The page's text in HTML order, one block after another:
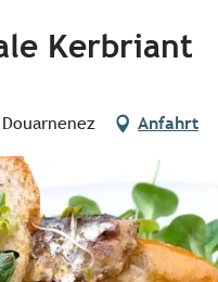
Kerbriant
Anfahrt